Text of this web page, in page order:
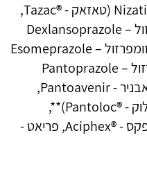
- ®Pepcid)**, ניזאטידין – Nizatidine (טאזאק - ®Tazac,
אקסיד - ®Axid)**, דקסלנסופרזול – Dexlansoprazole
(דקסילנט - DexilantTM)**, אזומפרזול – Esomeprazole
(נקסיום - ®Nexium)**, פנטופרזול – Pantoprazole
(פרוטוניקס – ®Protonix, פנטואבניר - Pantoavenir,
קונטרולוק - ®Controloc, פנטולוק - ®Pantoloc)**,
רבפרזול – Rabeprazole (אסיפקס - ®Aciphex, פריאט -